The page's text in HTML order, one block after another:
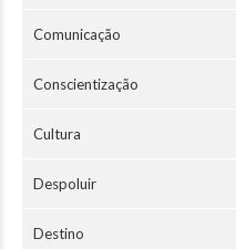
Comunicação
Conscientização
Cultura
Despoluir
Destino